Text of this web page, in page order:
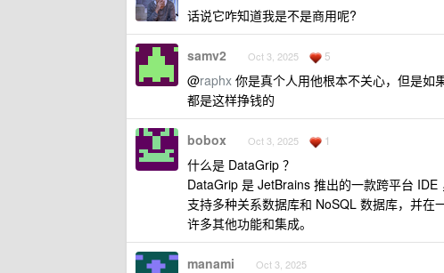
话说它咋知道我是不是商用呢?
samv2 Oct 3, 2025 5
@raphx 你是真个人用他根本不关心，但是如
都是这样挣钱的
bobox Oct 3, 2025 1
什么是 DataGrip ？
DataGrip 是 JetBrains 推出的一款跨平台 IDE
支持多种关系数据库和 NoSQL 数据库，并在
许多其他功能和集成。
manami Oct 3, 2025